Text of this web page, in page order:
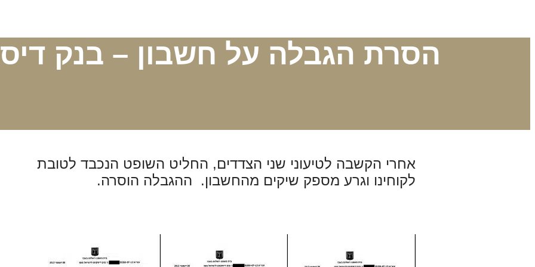
הסרת הגבלה על חשבון – בנק
אחרי הקשבה לטיעוני שני הצדדים, החליט השופט הנכבד לטובת
לקוחינו וגרע מספק שיקים מהחשבון. ההגבלה הוסרה.